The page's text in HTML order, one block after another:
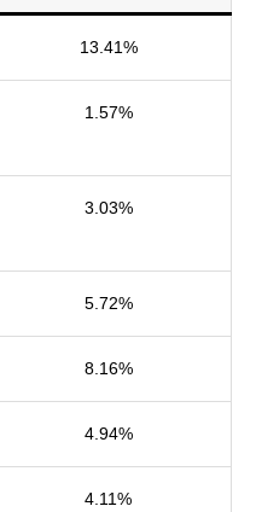
13.41%
1.57%
3.03%
5.72%
8.16%
4.94%
4.11%